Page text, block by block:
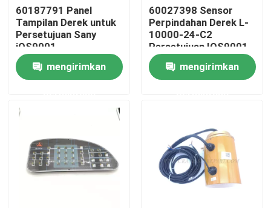
Rumah
Produk
Wisata pabrik
60187791 Panel
Tampilan Derek untuk
Persetujuan Sany
iOS9001
mengirimkan
60027398 Sensor
Perpindahan Derek L-
10000-24-C2
Persetujuan IOS9001
mengirimkan